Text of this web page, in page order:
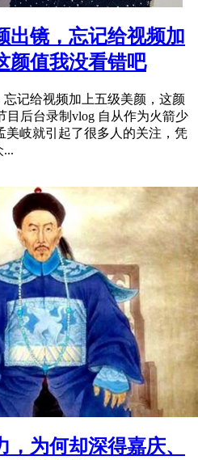
出镜，忘记给视频加
颜值我没看错吧
记给视频加上五级美颜，这颜
目后台录制vlog 自从作为火箭少
美岐就引起了很多人的关注，凭
...
，为何却深得嘉庆、